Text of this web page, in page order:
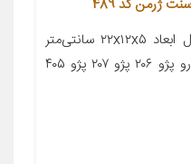
ژرمن کد 489
معرفی محصول جزئیات محصول ابعاد ۲۲x۱۲x۵ سانتی‌متر
جنس ویسکوز مناسب برای خودرو پژو ۲۰۶ پژو ۲۰۷ پژو ۴۰۵